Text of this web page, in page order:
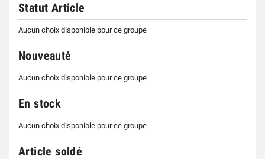
Statut Article
Aucun choix disponible pour ce groupe
Nouveauté
Aucun choix disponible pour ce groupe
En stock
Aucun choix disponible pour ce groupe
Article soldé